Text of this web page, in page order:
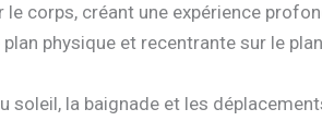
corps, créant une expérience
physique et recentrante sur le
soleil, la baignade et les